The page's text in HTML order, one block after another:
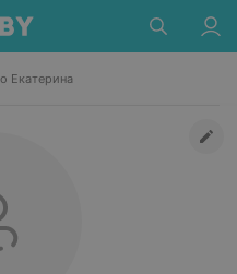
Екатерина